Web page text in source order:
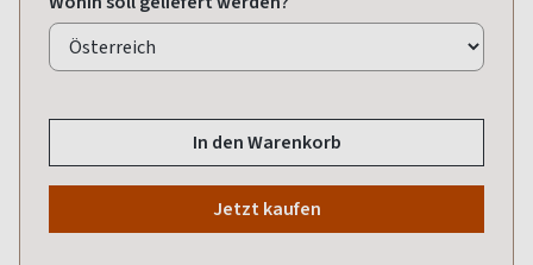
In den Warenkorb
Jetzt kaufen